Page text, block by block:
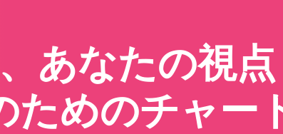
あなたの視
ためのチャー